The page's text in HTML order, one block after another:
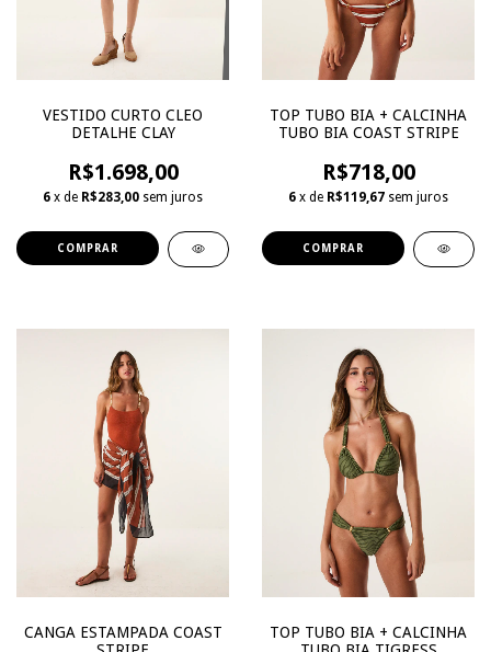
VESTIDO CURTO CLEO
DETALHE CLAY
R$1.698,00
6 x de R$283,00 sem juros
COMPRAR
TOP TUBO BIA + CALCINHA
TUBO BIA COAST STRIPE
R$718,00
6 x de R$119,67 sem juros
COMPRAR
CANGA ESTAMPADA COAST
TOP TUBO BIA + CALCINHA